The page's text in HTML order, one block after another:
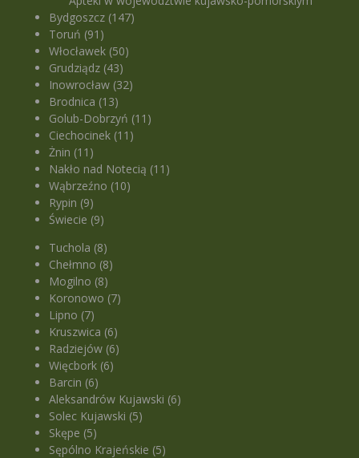
Bydgoszcz (147)
Toruń (91)
Włocławek (50)
Grudziądz (43)
Inowrocław (32)
Brodnica (13)
Golub-Dobrzyń (11)
Ciechocinek (11)
Żnin (11)
Nakło nad Notecią (11)
Wąbrzeźno (10)
Rypin (9)
Świecie (9)
Tuchola (8)
Chełmno (8)
Mogilno (8)
Koronowo (7)
Lipno (7)
Kruszwica (6)
Radziejów (6)
Więcbork (6)
Barcin (6)
Aleksandrów Kujawski (6)
Solec Kujawski (5)
Skępe (5)
Sępólno Krajeńskie (5)